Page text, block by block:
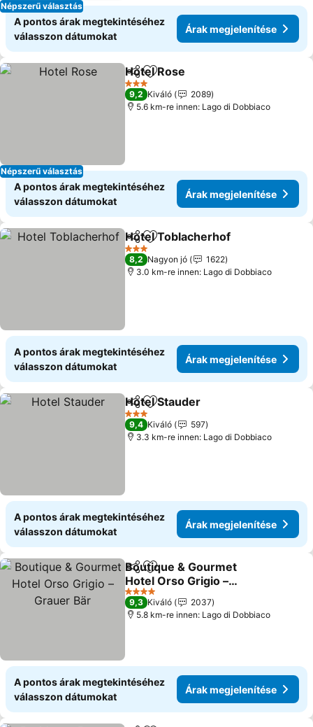
Népszerű választás
A pontos árak megtekintéséhez
válasszon dátumokat
Árak megjelenítése
Népszerű választás
Megosztás
Hozzáadás a kedvencekhez
Hotel Rose
3 Kategória
9,2 Kiváló
2089
5.6 km-re innen: Lago di Dobbiaco
A pontos árak megtekintéséhez
válasszon dátumokat
Árak megjelenítése
Megosztás
Hozzáadás a kedvencekhez
Hotel Toblacherhof
3 Kategória
8,2 Nagyon jó
1622
3.0 km-re innen: Lago di Dobbiaco
A pontos árak megtekintéséhez
válasszon dátumokat
Árak megjelenítése
Megosztás
Hozzáadás a kedvencekhez
Hotel Stauder
3 Kategória
9,4 Kiváló
597
3.3 km-re innen: Lago di Dobbiaco
A pontos árak megtekintéséhez
válasszon dátumokat
Árak megjelenítése
Megosztás
Hozzáadás a kedvencekhez
Boutique & Gourmet
Hotel Orso Grigio –
Grauer Bär
Árak megjelenítése
4 Kategória
9,3 Kiváló
2037
5.8 km-re innen: Lago di Dobbiaco
A pontos árak megtekintéséhez
válasszon dátumokat
Árak megjelenítése